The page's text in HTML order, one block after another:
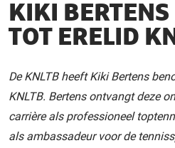
KIKI
TOT ERELID
De KNLTB heeft Kiki Bertens
KNLTB. Bertens ontvangt deze
carrière als professioneel
als ambassadeur voor de